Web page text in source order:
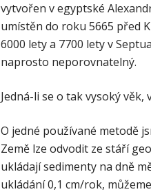
vytvořen v egyptské
umístěn do roku 5665 před
6000 lety a 7700 lety v
naprosto neporovnatelný.
Jedná-li se o tak vysoký
O jedné používané metodě
Země lze odvodit ze stáří
ukládají sedimenty na dně
ukládání 0,1 cm/rok,